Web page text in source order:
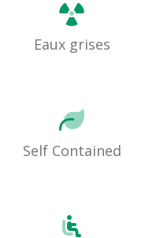
Eaux grises
Self Contained